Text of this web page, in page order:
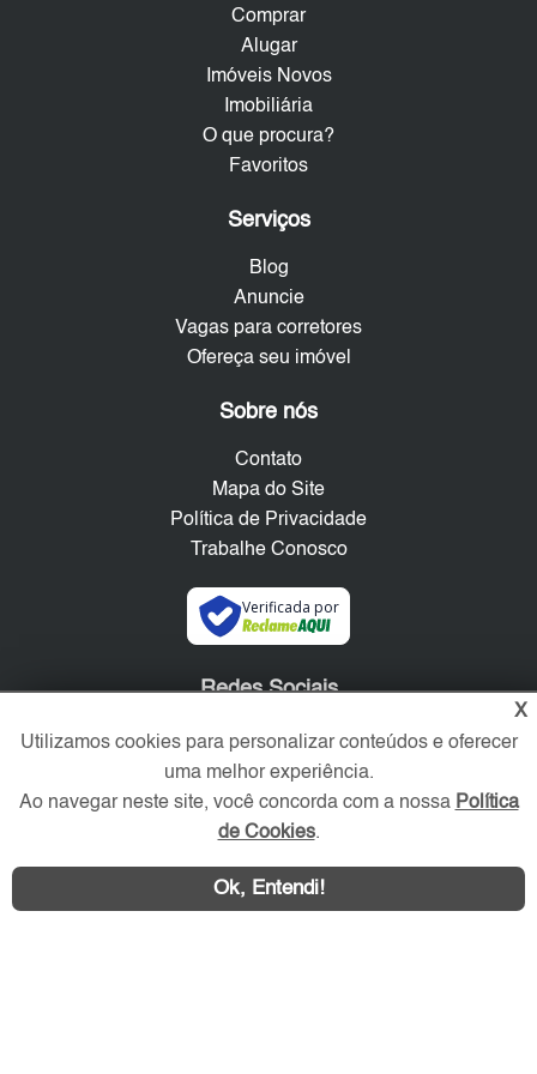
Comprar
Alugar
Imóveis Novos
Imobiliária
O que procura?
Favoritos
Serviços
Blog
Anuncie
Vagas para corretores
Ofereça seu imóvel
Sobre nós
Contato
Mapa do Site
Política de Privacidade
Trabalhe Conosco
Verificada por
Redes Sociais
X
Utilizamos cookies para personalizar conteúdos e oferecer
uma melhor experiência.
Ao navegar neste site, você concorda com a nossa Política
de Cookies.
Ok, Entendi!